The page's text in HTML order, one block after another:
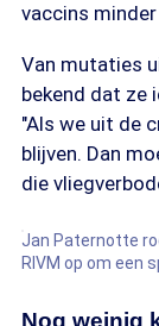
vaccins
Van mutaties
bekend dat ze
"Als we uit de
blijven. Dan
die
Jan Paternotte
RIVM op om een
Nog weinig